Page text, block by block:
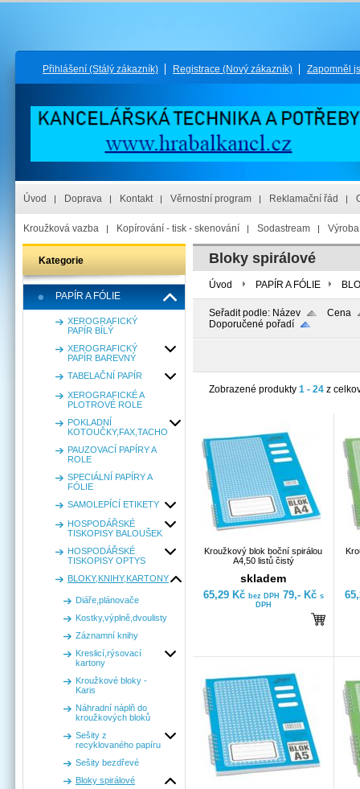
Přihlášení (Stálý zákazník) Registrace (Nový zákazník) Zapomněl
Úvod Doprava Kontakt Věrnostní program Reklamační řád
Kroužková vazba Kopírování - tisk - skenování Sodastream
Kategorie
PAPÍR A FÓLIE
XEROGRAFICKÝ
PAPÍR BÍLÝ
XEROGRAFICKÝ
PAPÍR BAREVNÝ
TABELAČNÍ PAPÍR
XEROGRAFICKÉ A
PLOTROVÉ ROLE
POKLADNÍ
KOTOUČKY,FAX,TACHO
PAUZOVACÍ PAPÍRY A
ROLE
SPECIÁLNÍ PAPÍRY A
FÓLIE
SAMOLEPÍCÍ ETIKETY
HOSPODÁŘSKÉ
TISKOPISY BALOUŠEK
HOSPODÁŘSKÉ
TISKOPISY OPTYS
BLOKY,KNIHY,KARTONY
Diáře,plánovače
Kostky,výplně,dvoulisty
Záznamní knihy
Kreslicí,rýsovací
kartony
Kroužkové bloky -
Karis
Náhradní náplň do
kroužkových bloků
Sešity z
recyklovaného papíru
Sešity bezdřevé
Bloky spirálové
Bloky spirálové
Úvod PAPÍR A FÓLIE
Seřadit podle: Název
Cena
Doporučené pořadí
Zobrazené produkty 1 - 24 z
Kroužkový blok boční spirálou
A4,50 listů čistý
skladem
65,29 Kč bez DPH 79,- Kč s
DPH